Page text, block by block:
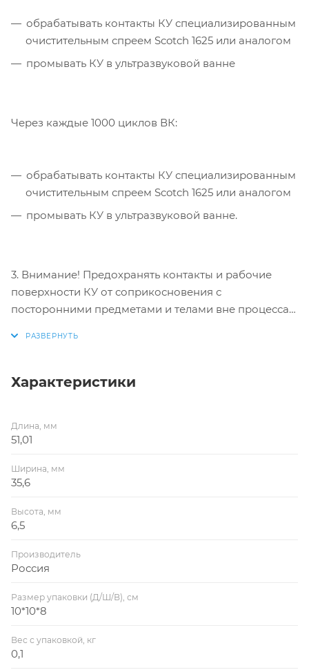
обрабатывать контакты КУ специализированным
очистительным спреем Scotch 1625 или аналогом
промывать КУ в ультразвуковой ванне
Через каждые 1000 циклов ВК:
обрабатывать контакты КУ специализированным
очистительным спреем Scotch 1625 или аналогом
промывать КУ в ультразвуковой ванне.
3. Внимание! Предохранять контакты и рабочие
поверхности КУ от соприкосновения с
посторонними предметами и телами вне процесса
Характеристики
Длина, мм
51,01
Ширина, мм
35,6
Высота, мм
6,5
Производитель
Россия
Размер упаковки (Д/Ш/В), см
10*10*8
Вес с упаковкой, кг
0,1